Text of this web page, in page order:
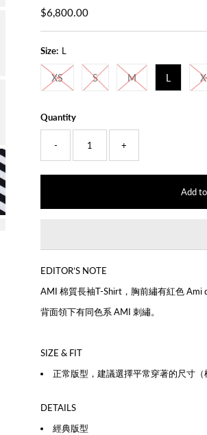
Regular
$6,800.00
Size: L
XS S M L
Quantity
- +
EDITOR’S NOTE
AMI 棉質長袖T-Shirt，胸前繡有紅色 Ami
背面領下有同色系 AMI 刺繡。
SIZE & FIT
正常版型，建議選擇平常穿著的尺寸
DETAILS
經典版型